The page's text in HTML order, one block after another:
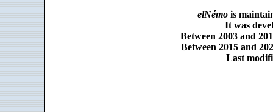
elNémois
It was
Between 2003 and
Between 2015 and
Last